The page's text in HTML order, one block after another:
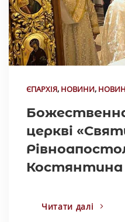
ЄПАРХІЯ, НОВИНИ,
церкві
Костянтина
Читати далі